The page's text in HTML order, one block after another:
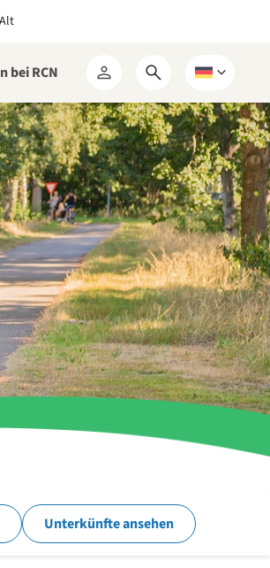
bei RCN
Mein
RCN
Suchformular
öffnen
Wählen
Sie
eine
Sprache
Unterkünfte ansehen